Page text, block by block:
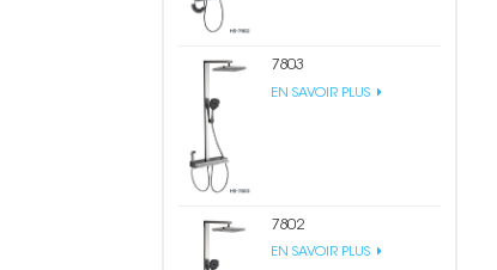
7803
EN SAVOIR PLUS
7802
EN SAVOIR PLUS